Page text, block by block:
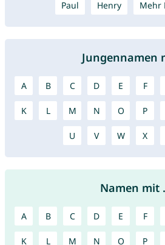
Paul Henry Mehr
Jungennamen
A B C D E F
K L M N O P
U V W X
Namen mit
A B C D E F
K L M N O P